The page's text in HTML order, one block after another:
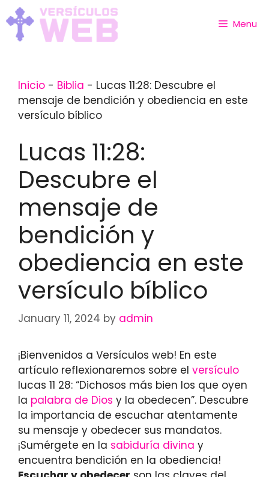
Skip
to
content
Menu
Inicio - Biblia - Lucas 11:28: Descubre el
mensaje de bendición y obediencia en este
versículo bíblico
Lucas 11:28:
Descubre el
mensaje de
bendición y
obediencia en este
versículo bíblico
January 11, 2024 by admin
¡Bienvenidos a Versículos web! En este
artículo reflexionaremos sobre el versículo
lucas 11 28: “Dichosos más bien los que oyen
la palabra de Dios y la obedecen”. Descubre
la importancia de escuchar atentamente
su mensaje y obedecer sus mandatos.
¡Sumérgete en la sabiduría divina y
encuentra bendición en la obediencia!